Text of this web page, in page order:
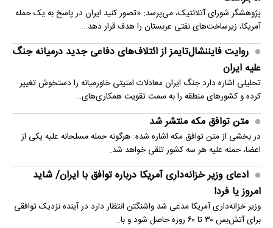
پژوهشگر شورای آتلانتیک، می‌پرسد: «تصور کنید ایران در پاسخ به یک حمله
آمریکا، زیرساخت‌های نفتی عربستان را هدف قرار دهد.…
روایت فایننشال‌تایمز از ائتلاف‌های دفاعی جدید درمیانه جنگ
علیه ایران
تحلیلی اشاره دارد جنگ ایران معادلات امنیتی خاورمیانه را دستخوش تغییر
کرده و کشورهای منطقه را به سمت تقویت همکاری‌های…
متن توافق مکه منتشر شد
در بخشی از متن توافق مکه اشاره شده: هرگونه حمله مسلحانه علیه یکی از
اعضا، حمله علیه هر سه کشور تلقی خواهد شد.
ادعای وزیر خزانه‌داری آمریکا درباره توافق با ایران/ شاید
امروز یا فردا
وزیر خزانه‌داری آمریکا مدعی شد واشنگتن انتظار دارد در آینده نزدیک توافقی
برای آتش‌بس ۳۰ تا ۶۰ روزه حاصل شود و با…